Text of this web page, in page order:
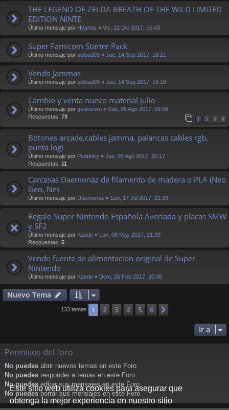
Este sitio web utiliza cookies para asegurar que
obtenga la mejor experiencia en nuestro sitio
THE LEGEND OF ZELDA BREATH OF THE WILD LIMITED
EDITION NINTE
Último mensaje por Hypnos « Vie, 22 Dic 2017, 15:43
Super Famicom Starter Pack
Último mensaje por solbad03 « Jue, 14 Sep 2017, 18:21
Vendo Jammas
Último mensaje por solbad03 « Jue, 14 Sep 2017, 18:18
Cambio y venta nuevo material julio
Último mensaje por goukizero « Sab, 05 Ago 2017, 09:56
Respuestas: 79 1 2 3 4
Botones arcade,cables jamma, palancas cables rgb,
punta logi
Último mensaje por Pedrinky « Jue, 03 Ago 2017, 20:17
Respuestas: 11
Carcasas Daemonaz de filamento de madera o PLA (Neo
Geo, Nes
Último mensaje por Daemonaz « Lun, 17 Jul 2017, 22:39
Regalo Super Nintendo Española Averiada y placas SMW
y SF2
Último mensaje por Kaede « Lun, 08 May 2017, 21:39
Respuestas: 5
Vendo fuente de alimentacion original de Super
Nintendo
Último mensaje por Kaede « Dom, 26 Feb 2017, 20:38
Nuevo Tema
133 temas 1 2 3 4 5 6
Ir a
Permisos del foro
No puedes abrir nuevos temas en este Foro
No puedes responder a temas en este Foro
No puedes editar sus mensajes en este Foro
No puedesborrar sus mensajes en este Foro